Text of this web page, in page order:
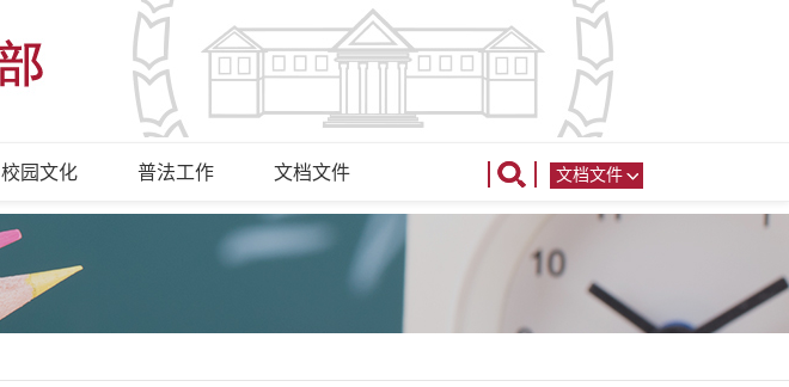
校园文化 普法工作 文档文件 文档文件